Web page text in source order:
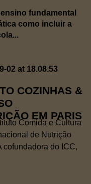
fundamental
como incluir a
COZINHAS &
EM PARIS
Comida e Cultura
de Nutrição
cofundadora do ICC,